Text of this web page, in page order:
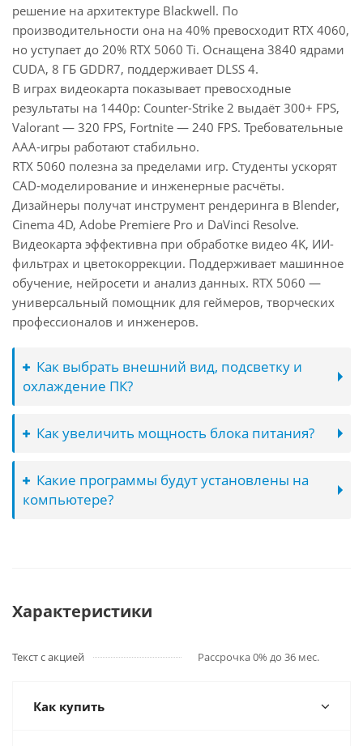
решение на архитектуре Blackwell. По
производительности она на 40% превосходит RTX 4060,
но уступает до 20% RTX 5060 Ti. Оснащена 3840 ядрами
CUDA, 8 ГБ GDDR7, поддерживает DLSS 4.
В играх видеокарта показывает превосходные
результаты на 1440p: Counter-Strike 2 выдаёт 300+ FPS,
Valorant — 320 FPS, Fortnite — 240 FPS. Требовательные
AAA-игры работают стабильно.
RTX 5060 полезна за пределами игр. Студенты ускорят
CAD-моделирование и инженерные расчёты.
Дизайнеры получат инструмент рендеринга в Blender,
Cinema 4D, Adobe Premiere Pro и DaVinci Resolve.
Видеокарта эффективна при обработке видео 4K, ИИ-
фильтрах и цветокоррекции. Поддерживает машинное
обучение, нейросети и анализ данных. RTX 5060 —
универсальный помощник для геймеров, творческих
профессионалов и инженеров.
Как выбрать внешний вид, подсветку и
охлаждение ПК?
Как увеличить мощность блока питания?
Какие программы будут установлены на
компьютере?
Характеристики
Текст с акцией Рассрочка 0% до 36 мес.
Как купить